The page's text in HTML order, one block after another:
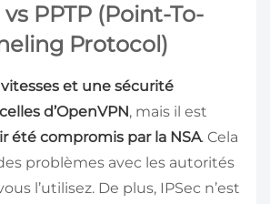
PPTP (Point-To-
Protocol)
vitesses et une sécurité
d’OpenVPN, mais il est
été compromis par la NSA. Cela
problèmes avec les autorités
l’utilisez. De plus, IPSec n’est